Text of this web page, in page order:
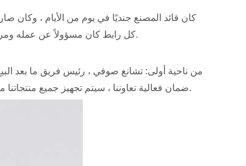
كان قائد المصنع جنديًا في يوم من الأيام ،
كل رابط كان مسؤولاً عن عمله ومرؤوسيه ، وتولى مسؤولية روابط محددة. يمكن للعملاء تتبع طلباتك والإشراف عليها في الوقت الفعلي وفقًا لجدول الطلبات المحدث يوميًا.
ضمان فعالية تعاوننا ، سيتم تجهيز جميع منتجاتنا من السلسلة1%قطع غيار مجانية في وقت التسليم ، وستتمتع المنتجات الأخرى وجميع المنتجات بضمان الجودة. يمكنك شراء منتجاتنا بثقة.